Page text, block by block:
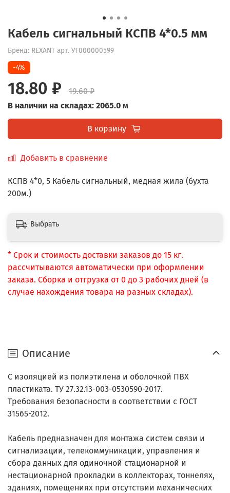
Кабель сигнальный КСПВ 4*0.5 мм
Бренд: REXANT арт. УТ000000599
-4%
18.80 ₽
19.60 ₽
В наличии на складах: 2065.0 м
В корзину
Добавить в сравнение
КСПВ 4*0, 5 Кабель сигнальный, медная жила (бухта
200м.)
Выбрать
* Срок и стоимость доставки заказов до 15 кг.
рассчитываются автоматически при оформлении
заказа. Сборка и отгрузка от 0 до 3 рабочих дней (в
случае нахождения товара на разных складах).
Описание
С изоляцией из полиэтилена и оболочкой ПВХ
пластиката. ТУ 27.32.13-003-0530590-2017.
Требования безопасности в соответствии с ГОСТ
31565-2012.
Кабель предназначен для монтажа систем связи и
сигнализации, телекоммуникации, управления и
сбора данных для одиночной стационарной и
нестационарной прокладки в коллекторах, тоннелях,
зданиях, помещениях при отсутствии механических